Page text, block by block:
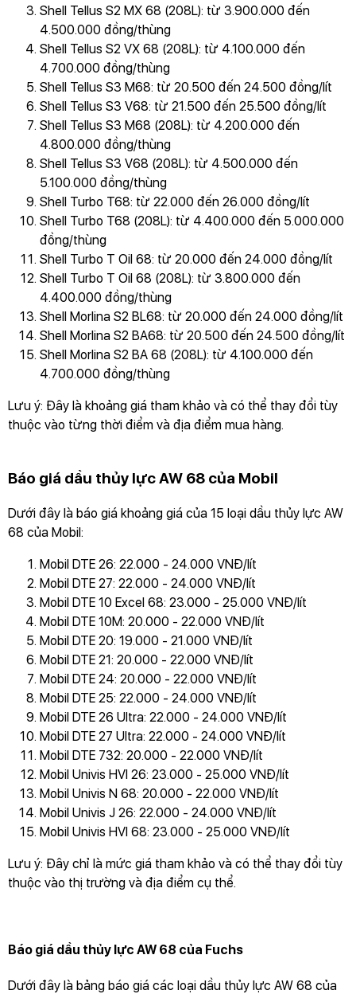
Shell Tellus S2 MX 68 (208L): từ 3.900.000 đến
4.500.000 đồng/thùng
Shell Tellus S2 VX 68 (208L): từ 4.100.000 đến
4.700.000 đồng/thùng
Shell Tellus S3 M68: từ 20.500 đến 24.500 đồng/lít
Shell Tellus S3 V68: từ 21.500 đến 25.500 đồng/lít
Shell Tellus S3 M68 (208L): từ 4.200.000 đến
4.800.000 đồng/thùng
Shell Tellus S3 V68 (208L): từ 4.500.000 đến
5.100.000 đồng/thùng
Shell Turbo T68: từ 22.000 đến 26.000 đồng/lít
Shell Turbo T68 (208L): từ 4.400.000 đến 5.000.000
đồng/thùng
Shell Turbo T Oil 68: từ 20.000 đến 24.000 đồng/lít
Shell Turbo T Oil 68 (208L): từ 3.800.000 đến
4.400.000 đồng/thùng
Shell Morlina S2 BL68: từ 20.000 đến 24.000 đồng/lít
Shell Morlina S2 BA68: từ 20.500 đến 24.500 đồng/lít
Shell Morlina S2 BA 68 (208L): từ 4.100.000 đến
4.700.000 đồng/thùng
Lưu ý: Đây là khoảng giá tham khảo và có thể thay đổi tùy
thuộc vào từng thời điểm và địa điểm mua hàng.
Báo giá dầu thủy lực AW 68 của Mobil
Dưới đây là báo giá khoảng giá của 15 loại dầu thủy lực AW
68 của Mobil:
Mobil DTE 26: 22.000 - 24.000 VNĐ/lít
Mobil DTE 27: 22.000 - 24.000 VNĐ/lít
Mobil DTE 10 Excel 68: 23.000 - 25.000 VNĐ/lít
Mobil DTE 10M: 20.000 - 22.000 VNĐ/lít
Mobil DTE 20: 19.000 - 21.000 VNĐ/lít
Mobil DTE 21: 20.000 - 22.000 VNĐ/lít
Mobil DTE 24: 20.000 - 22.000 VNĐ/lít
Mobil DTE 25: 22.000 - 24.000 VNĐ/lít
Mobil DTE 26 Ultra: 22.000 - 24.000 VNĐ/lít
Mobil DTE 27 Ultra: 22.000 - 24.000 VNĐ/lít
Mobil DTE 732: 20.000 - 22.000 VNĐ/lít
Mobil Univis HVI 26: 23.000 - 25.000 VNĐ/lít
Mobil Univis N 68: 20.000 - 22.000 VNĐ/lít
Mobil Univis J 26: 22.000 - 24.000 VNĐ/lít
Mobil Univis HVI 68: 23.000 - 25.000 VNĐ/lít
Lưu ý: Đây chỉ là mức giá tham khảo và có thể thay đổi tùy
thuộc vào thị trường và địa điểm cụ thể.
Báo giá dầu thủy lực AW 68 của Fuchs
Dưới đây là bảng báo giá các loại dầu thủy lực AW 68 của